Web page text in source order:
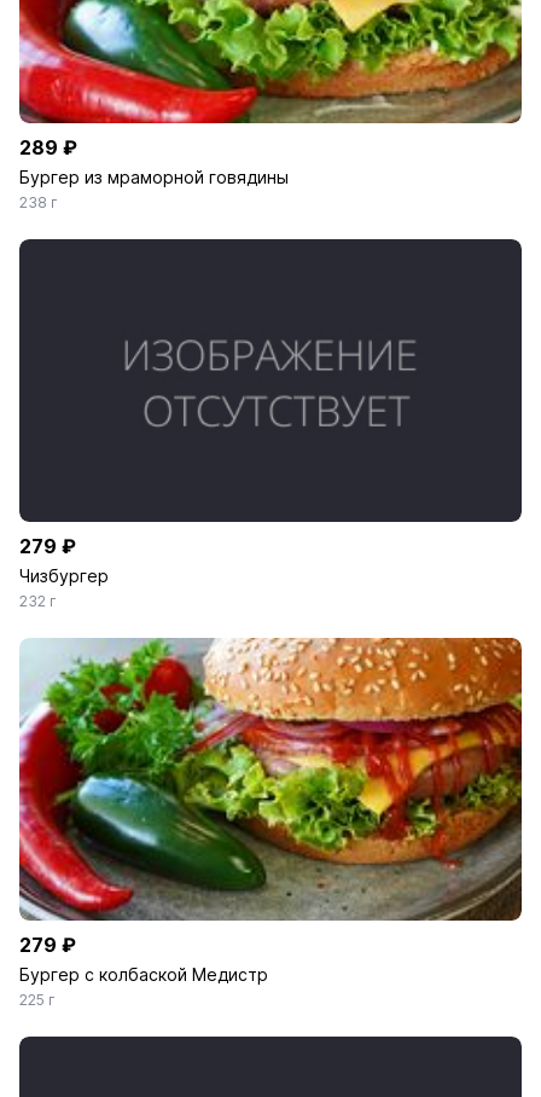
289 ₽
Бургер из мраморной говядины
238 г
279 ₽
Чизбургер
232 г
279 ₽
Бургер с колбаской Медистр
225 г